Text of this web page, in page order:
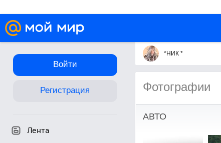
Войти
Регистрация
Лента
*НИК *
Фотографии
АВТО